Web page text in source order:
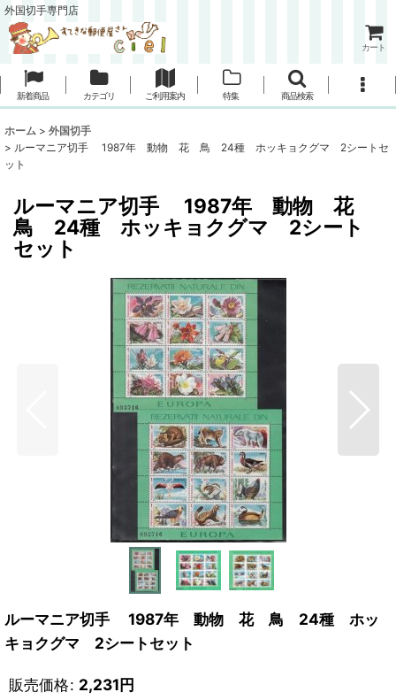
外国切手専門店
カート
新着商品 カテゴリ ご利用案内 特集 商品検索
ホーム > 外国切手
> ルーマニア切手 1987年 動物 花 鳥 24種 ホッキョクグマ 2シートセ
ット
ルーマニア切手 1987年 動物 花
鳥 24種 ホッキョクグマ 2シート
セット
ルーマニア切手 1987年 動物 花 鳥 24種 ホッ
キョクグマ 2シートセット
販売価格: 2,231円